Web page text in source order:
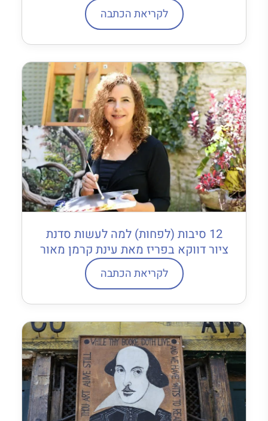
לקריאת הכתבה
12 סיבות (לפחות) למה לעשות סדנת
ציור דווקא בפריז מאת עינת קרמן מאור
לקריאת הכתבה